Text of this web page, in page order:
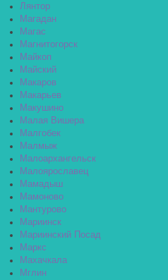
Лянтор
Магадан
Магас
Магнитогорск
Майкоп
Майский
Макаров
Макарьев
Макушино
Малая Вишера
Малгобек
Малмыж
Малоархангельск
Малоярославец
Мамадыш
Мамоново
Мантурово
Мариинск
Мариинский Посад
Маркс
Махачкала
Мглин